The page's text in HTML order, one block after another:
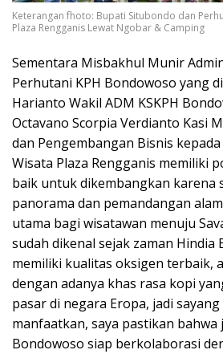
Keterangan fhoto: Bupati Situbondo dan
Plaza Rengganis Lewat Ngobar & Camping
Sementara Misbakhul Munir
Perhutani KPH Bondowoso yang
Harianto Wakil ADM KSKPH
Octavano Scorpia Verdianto Kasi
dan Pengembangan Bisnis
Wisata Plaza Rengganis memiliki
baik untuk dikembangkan karena
panorama dan pemandangan
utama bagi wisatawan menuju
sudah dikenal sejak zaman Hindia
memiliki kualitas oksigen terbaik,
dengan adanya khas rasa kopi
pasar di negara Eropa, jadi
manfaatkan, saya pastikan
Bondowoso siap berkolaborasi